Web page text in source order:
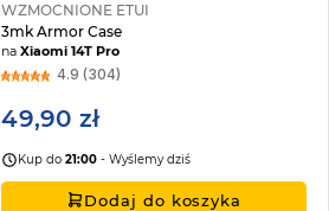
WZMOCNIONE ETUI
3mk Armor Case
naXiaomi 14T Pro
4.9 (304)
49,90 zł
Kup do21:00 - Wyślemy dziś
Dodaj do koszyka